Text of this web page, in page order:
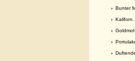
› Bunter
›
›
›
›